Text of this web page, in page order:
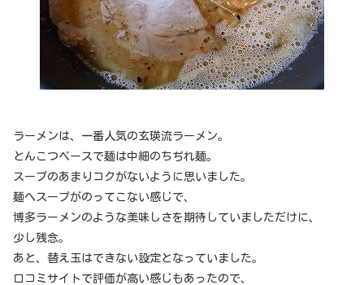
ラーメンは、一番人気の玄瑛流ラーメン。
とんこつベースで麺は中細のちぢれ麺。
スープのあまりコクがないように思いました。
麺へスープがのってこない感じで、
博多ラーメンのような美味しさを期待していましただけに、
少し残念。
あと、替え玉はできない設定となっていました。
口コミサイトで評価が高い感じもあったので、